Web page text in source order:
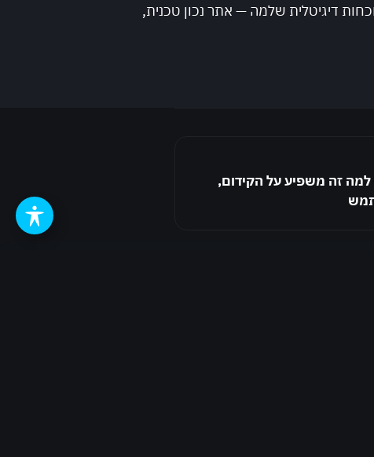
דיגיטלית שלמה — אתר נכון טכנית,
זה משפיע על הקידום,